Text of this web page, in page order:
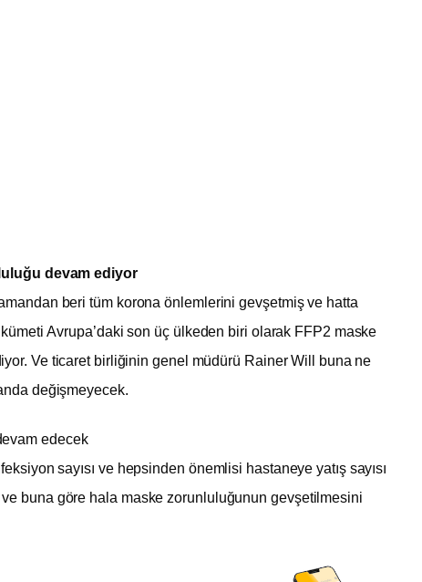
devam ediyor
beri tüm korona önlemlerini gevşetmiş ve hatta
Avrupa’daki son üç ülkeden biri olarak FFP2 maske
Ve ticaret birliğinin genel müdürü Rainer Will buna ne
değişmeyecek.
edecek
sayısı ve hepsinden önemlisi hastaneye yatış sayısı
buna göre hala maske zorunluluğunun gevşetilmesini